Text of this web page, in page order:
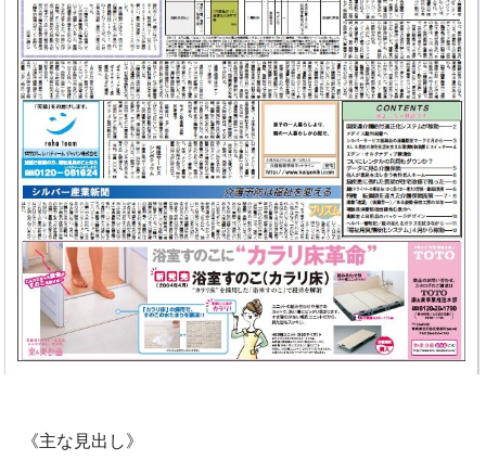
《主な見出し》